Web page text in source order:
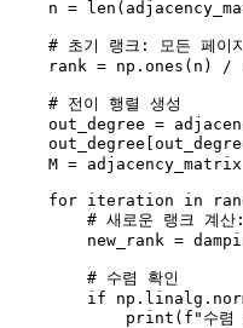
    n =
len
# 초기 랭크: 모든 페이
rank = np.ones(n) /
# 전이 행렬 생성
out_degree =
M =
for iteration in
# 새로운 랭크
new_rank =
# 수렴 확인
if
print ( f"수렴